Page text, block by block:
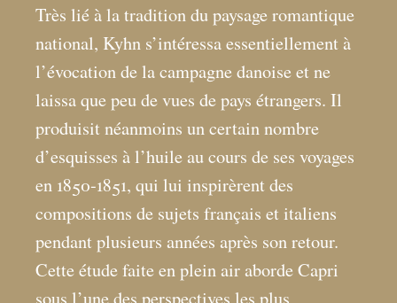
Très lié à la tradition du paysage romantique
national, Kyhn s’intéressa essentiellement à
l’évocation de la campagne danoise et ne
laissa que peu de vues de pays étrangers. Il
produisit néanmoins un certain nombre
d’esquisses à l’huile au cours de ses voyages
en 1850-1851, qui lui inspirèrent des
compositions de sujets français et italiens
pendant plusieurs années après son retour.
Cette étude faite en plein air aborde Capri
sous l’une des perspectives les plus